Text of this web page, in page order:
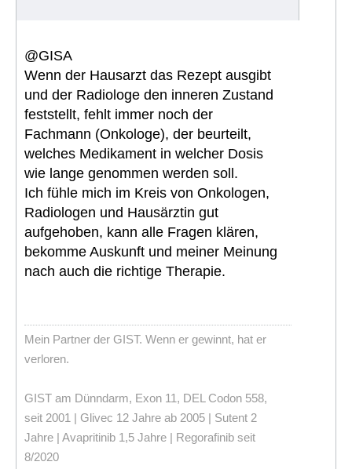
@GISA
Wenn der Hausarzt das Rezept ausgibt
und der Radiologe den inneren Zustand
feststellt, fehlt immer noch der
Fachmann (Onkologe), der beurteilt,
welches Medikament in welcher Dosis
wie lange genommen werden soll.
Ich fühle mich im Kreis von Onkologen,
Radiologen und Hausärztin gut
aufgehoben, kann alle Fragen klären,
bekomme Auskunft und meiner Meinung
nach auch die richtige Therapie.
Mein Partner der GIST. Wenn er gewinnt, hat er
verloren.
GIST am Dünndarm, Exon 11, DEL Codon 558,
seit 2001 | Glivec 12 Jahre ab 2005 | Sutent 2
Jahre | Avapritinib 1,5 Jahre | Regorafinib seit
8/2020